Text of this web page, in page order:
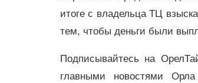
итоге с владельца ТЦ
тем, чтобы деньги были
Подписывайтесь на
главными новостями